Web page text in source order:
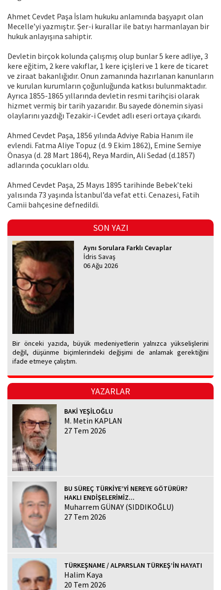
Ahmet Cevdet Paşa İslam hukuku anlamında başyapıt olan
Mecelle’yi yazmıştır. Şer-i kurallar ile batıyı harmanlayan bir
hukuk anlayışına sahiptir.
Devletin birçok kolunda çalışmış olup bunlar 5 kere adliye, 3
kere eğitim, 2 kere vakıflar, 1 kere içişleri ve 1 kere de ticaret
ve ziraat bakanlığıdır. Onun zamanında hazırlanan kanunların
ve kurulan kurumların çoğunluğunda katkısı bulunmaktadır.
Ayrıca 1855-1865 yıllarında devletin resmi tarihçisi olarak
hizmet vermiş bir tarih yazarıdır. Bu sayede dönemin siyasi
olaylarını yazdığı Tezakir-i Cevdet adlı eseri ortaya çıkardı.
Ahmed Cevdet Paşa, 1856 yılında Adviye Rabia Hanım ile
evlendi. Fatma Aliye Topuz (d. 9 Ekim 1862), Emine Semiye
Önasya (d. 28 Mart 1864), Reya Mardin, Ali Sedad (d.1857)
adlarında çocukları oldu.
Ahmed Cevdet Paşa, 25 Mayıs 1895 tarihinde Bebek’teki
yalısında 73 yaşında İstanbul’da vefat etti. Cenazesi, Fatih
Camii bahçesine defnedildi.
SON YAZI
Aynı Sorulara Farklı Cevaplar
İdris Savaş
06 Ağu 2026
Bir önceki yazıda, büyük medeniyetlerin yalnızca yükselişlerini
değil, düşünme biçimlerindeki değişimi de anlamak gerektiğini
ifade etmeye çalıştım.
YAZARLAR
BAKİ YEŞİLOĞLU
M. Metin KAPLAN
27 Tem 2026
BU SÜREÇ TÜRKİYE’Yİ NEREYE GÖTÜRÜR?
HAKLI ENDİŞELERİMİZ...
Muharrem GÜNAY (SIDDIKOĞLU)
27 Tem 2026
TÜRKEŞNAME / ALPARSLAN TÜRKEŞ’İN HAYATI
Halim Kaya
20 Tem 2026